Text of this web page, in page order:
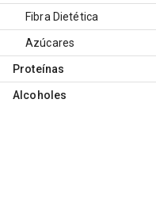
Fibra Dietética
Azúcares
Proteínas
Alcoholes